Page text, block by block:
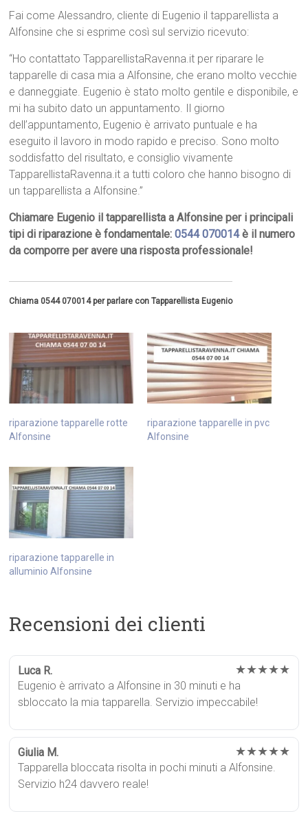
Fai come Alessandro, cliente di Eugenio il tapparellista a
Alfonsine che si esprime così sul servizio ricevuto:
“Ho contattato TapparellistaRavenna.it per riparare le
tapparelle di casa mia a Alfonsine, che erano molto vecchie
e danneggiate. Eugenio è stato molto gentile e disponibile, e
mi ha subito dato un appuntamento. Il giorno
dell’appuntamento, Eugenio è arrivato puntuale e ha
eseguito il lavoro in modo rapido e preciso. Sono molto
soddisfatto del risultato, e consiglio vivamente
TapparellistaRavenna.it a tutti coloro che hanno bisogno di
un tapparellista a Alfonsine.”
Chiamare Eugenio il tapparellista a Alfonsine per i principali
tipi di riparazione è fondamentale:0544 070014è il numero
da comporre per avere una risposta professionale!
Chiama 0544 070014 per parlare con Tapparellista Eugenio
riparazione tapparelle rotte
Alfonsine
riparazione tapparelle in pvc
Alfonsine
riparazione tapparelle in
alluminio Alfonsine
Recensioni dei clienti
Luca R. ★★★★★
Eugenio è arrivato a Alfonsine in 30 minuti e ha
sbloccato la mia tapparella. Servizio impeccabile!
Giulia M. ★★★★★
Tapparella bloccata risolta in pochi minuti a Alfonsine.
Servizio h24 davvero reale!